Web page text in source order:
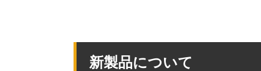
新製品について